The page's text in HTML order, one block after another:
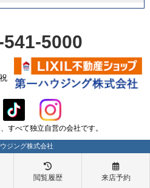
541-5000
すべて独立自営の会社です。
ジング株式会社
閲覧履歴 来店予約